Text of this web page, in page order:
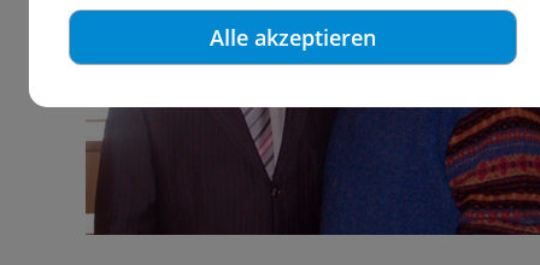
Alle akzeptieren